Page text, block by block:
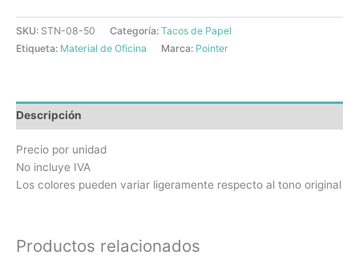
SKU: STN-08-50 Categoría: Tacos de Papel
Etiqueta: Material de Oficina Marca: Pointer
Descripción
Precio por unidad
No incluye IVA
Los colores pueden variar ligeramente respecto al tono original
Productos relacionados